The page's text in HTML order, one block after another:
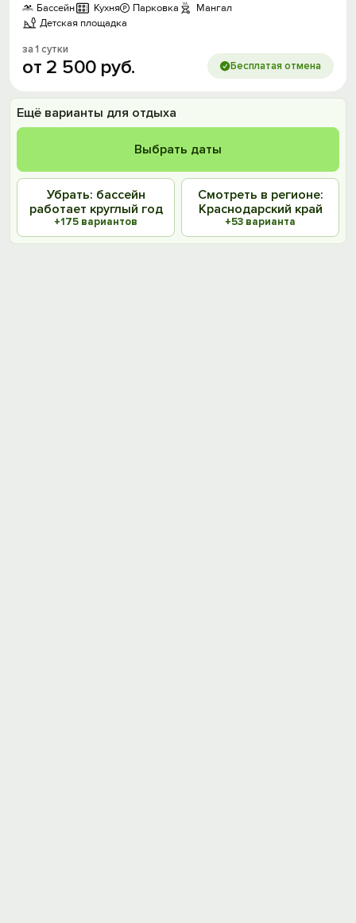
Бассейн
Кухня Парковка
Мангал
Детская площадка
за 1 сутки
от 2 500 руб. Бесплатая отмена
Ещё варианты для отдыха
Выбрать даты
Убрать: бассейн
работает круглый год
+175 вариантов
Смотреть в регионе:
Краснодарский край
+53 варианта